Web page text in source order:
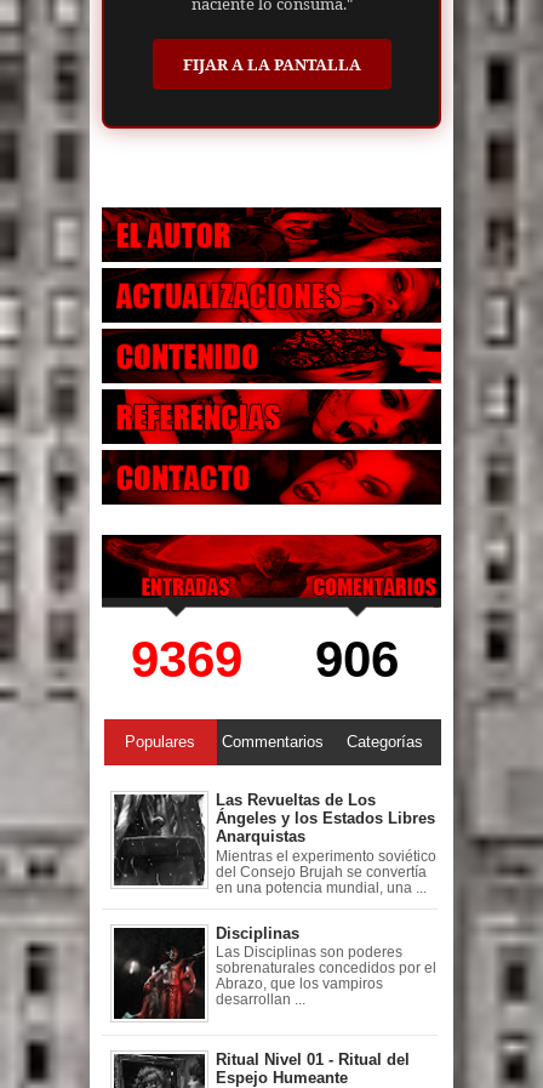
FIJAR A LA PANTALLA
9369 906
Populares Commentarios Categorías
Las Revueltas de Los
Ángeles y los Estados Libres
Anarquistas
Mientras el experimento soviético
del Consejo Brujah se convertía
en una potencia mundial, una ...
Disciplinas
Las Disciplinas son poderes
sobrenaturales concedidos por el
Abrazo, que los vampiros
desarrollan ...
Ritual Nivel 01 - Ritual del
Espejo Humeante